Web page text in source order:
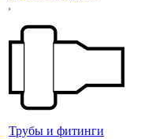
Трубы и фитинги